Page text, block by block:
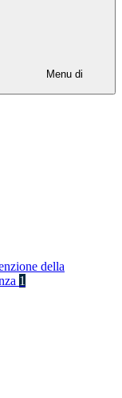
Menu di
della
1